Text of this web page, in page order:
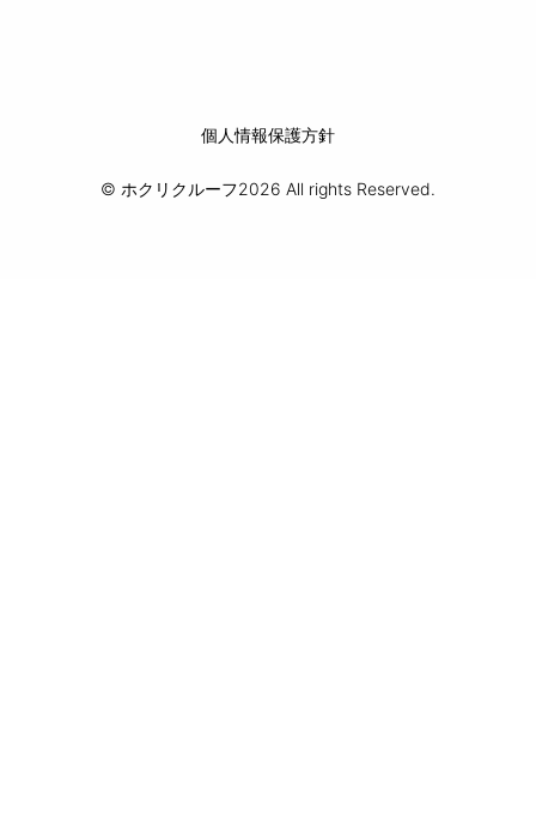
個人情報保護方針
© ホクリクルーフ2026 All rights Reserved.